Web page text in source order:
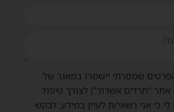
שמסרתי יישמרו במאגר של
"חרדים אשדוד") לצורך טיפול
לי כי אני רשאי/ת לעיין במידע, לבקש